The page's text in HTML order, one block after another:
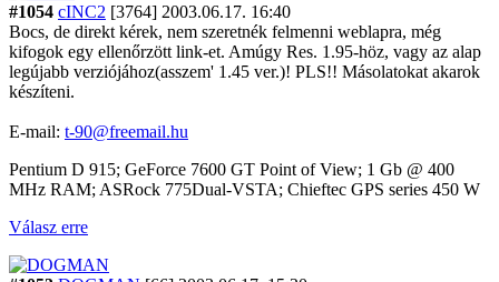
#1054 cINC2 [3764] 2003.06.17. 16:40
Bocs, de direkt kérek, nem szeretnék felmenni weblapra, még
kifogok egy ellenőrzött link-et. Amúgy Res. 1.95-höz, vagy az alap
legújabb verziójához(asszem' 1.45 ver.)! PLS!! Másolatokat akarok
készíteni.
E-mail: t-90@freemail.hu
Pentium D 915; GeForce 7600 GT Point of View; 1 Gb @ 400
MHz RAM; ASRock 775Dual-VSTA; Chieftec GPS series 450 W
Válasz erre